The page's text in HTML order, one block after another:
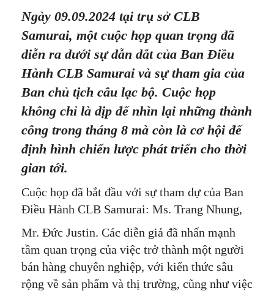
Ngày 09.09.2024 tại trụ sở CLB
Samurai, một cuộc họp quan trọng đã
diễn ra dưới sự dẫn dắt của Ban Điều
Hành CLB Samurai và sự tham gia của
Ban chủ tịch câu lạc bộ. Cuộc họp
không chỉ là dịp để nhìn lại những thành
công trong tháng 8 mà còn là cơ hội để
định hình chiến lược phát triển cho thời
gian tới.
Cuộc họp đã bắt đầu với sự tham dự của Ban
Điều Hành CLB Samurai: Ms. Trang Nhung,
Mr. Đức Justin. Các diễn giả đã nhấn mạnh
tầm quan trọng của việc trở thành một người
bán hàng chuyên nghiệp, với kiến thức sâu
rộng về sản phẩm và thị trường, cũng như việc